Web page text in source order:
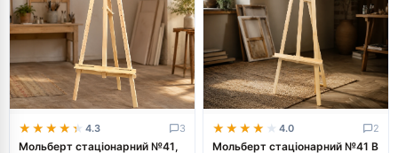
★★★★★
★★★★★ 4.3 3
Мольберт стаціонарний №41,
★★★★★
★★★★★ 4.0 2
Мольберт стаціонарний №41 В